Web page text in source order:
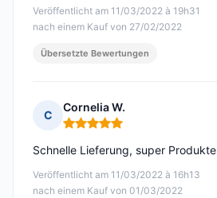
Veröffentlicht am 11/03/2022 à 19h31
nach einem Kauf von 27/02/2022
Übersetzte Bewertungen
C
Cornelia W.
Hinweis: 5 von 5
Veröffentlicht am 11/03/2022 à 16h13
nach einem Kauf von 01/03/2022
Schnelle Lieferung, super Produkte